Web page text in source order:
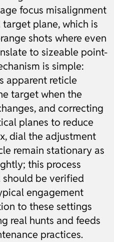
focus misalignment
plane, which is
shots where even
to sizeable point-
is simple:
apparent reticle
target when the
and correcting
planes to reduce
dial the adjustment
remain stationary as
this process
should be verified
engagement
to these settings
real hunts and feeds
practices.